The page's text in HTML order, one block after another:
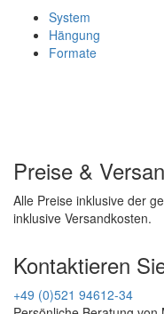
System
Hängung
Formate
Preise &
Alle Preise inklusive der
inklusive Versandkosten.
Kontaktieren
+49 (0)521 94612-34